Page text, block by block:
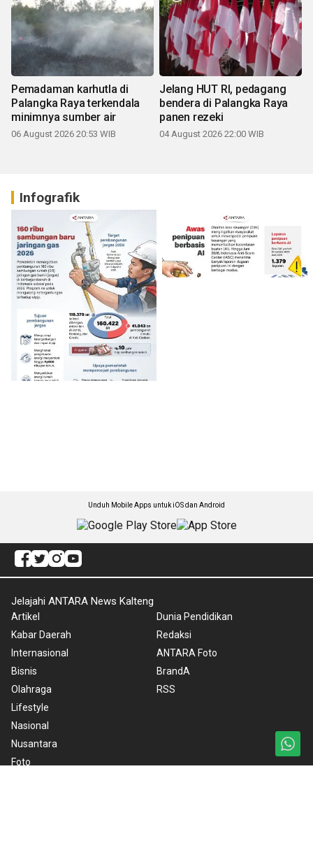
Pemadaman karhutla di
Palangka Raya terkendala
minimnya sumber air
06 August 2026 20:53 WIB
Jelang HUT RI, pedagang
bendera di Palangka Raya
panen rezeki
04 August 2026 22:00 WIB
Infografik
Unduh Mobile Apps untuk iOS dan Android
Jelajahi ANTARA News Kalteng
Artikel
Kabar Daerah
Internasional
Bisnis
Olahraga
Lifestyle
Nasional
Nusantara
Foto
Dunia Pendidikan
Redaksi
ANTARA Foto
BrandA
RSS